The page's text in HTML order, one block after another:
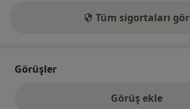
Tüm sigortaları gör
Görüşler
Görüş ekle